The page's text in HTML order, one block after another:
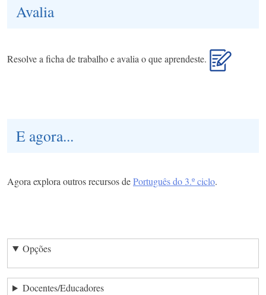
Avalia
Resolve a ficha de trabalho e avalia o que aprendeste.
E agora...
Agora explora outros recursos dePortuguês do 3.º ciclo.
Opções
Docentes/Educadores